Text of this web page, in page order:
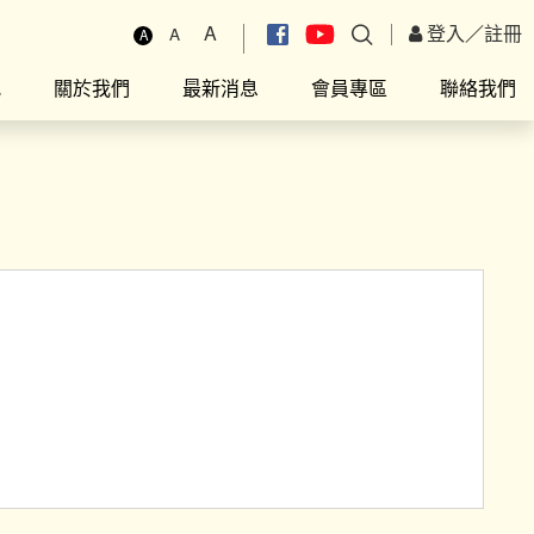
A A A 登入／註冊
關於我們 最新消息 會員專區 聯絡我們